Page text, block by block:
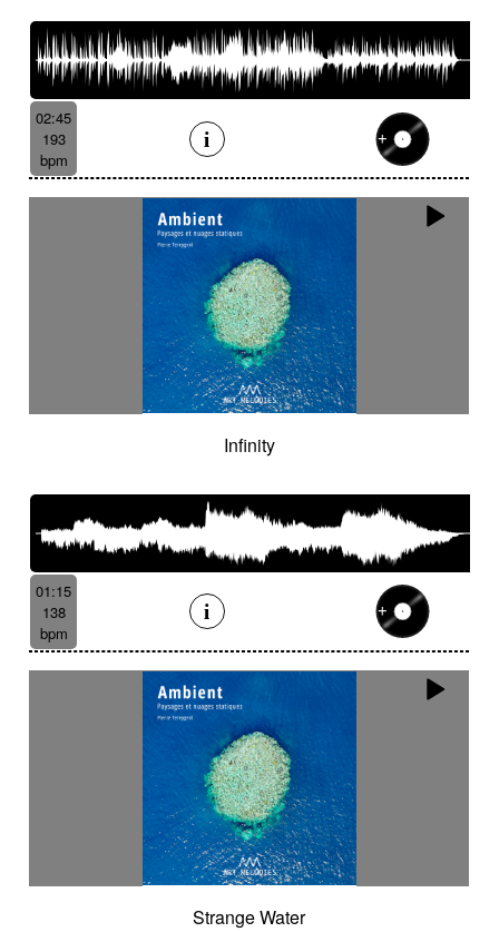
02:45
193
bpm
Infinity
01:15
138
bpm
Strange Water